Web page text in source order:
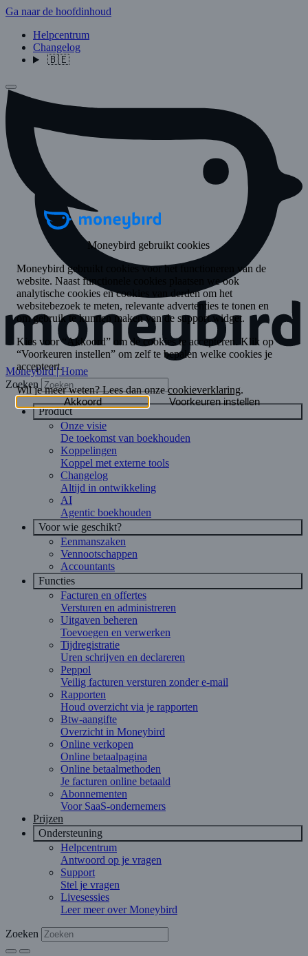
Ga naar de hoofdinhoud
Helpcentrum
Changelog
🇧🇪
Moneybird | Home
Zoeken
Product
Onze visie
De toekomst van boekhouden
Koppelingen
Koppel met externe tools
Changelog
Altijd in ontwikkeling
AI
Agentic boekhouden
Voor wie geschikt?
Eenmanszaken
Vennootschappen
Accountants
Functies
Facturen en offertes
Versturen en administreren
Uitgaven beheren
Toevoegen en verwerken
Tijdregistratie
Uren schrijven en declareren
Peppol
Veilig facturen versturen zonder e-mail
Rapporten
Houd overzicht via je rapporten
Btw-aangifte
Overzicht in Moneybird
Online verkopen
Online betaalpagina
Online betaalmethoden
Je facturen online betaald
Abonnementen
Voor SaaS-ondernemers
Prijzen
Ondersteuning
Helpcentrum
Antwoord op je vragen
Support
Stel je vragen
Livesessies
Leer meer over Moneybird
Zoeken